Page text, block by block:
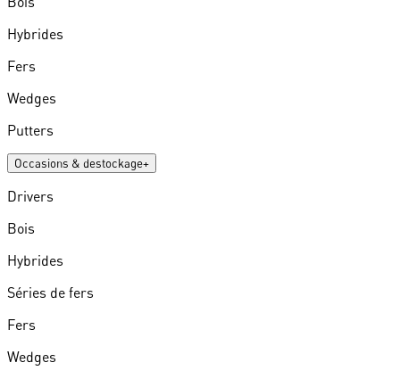
Hybrides
Fers
Wedges
Putters
Occasions & destockage+
Drivers
Bois
Hybrides
Séries de fers
Fers
Wedges